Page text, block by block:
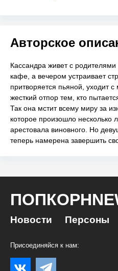
Авторское
Кассандра живет с
кафе, а вечером устраивает
притворяется пьяной, уходит
жесткий отпор тем, кто
Так она мстит всему миру за
которое произошло несколько
арестовала виновного. Но
теперь намерена завершить
Новости Персоны
Присоединяйся к нам: